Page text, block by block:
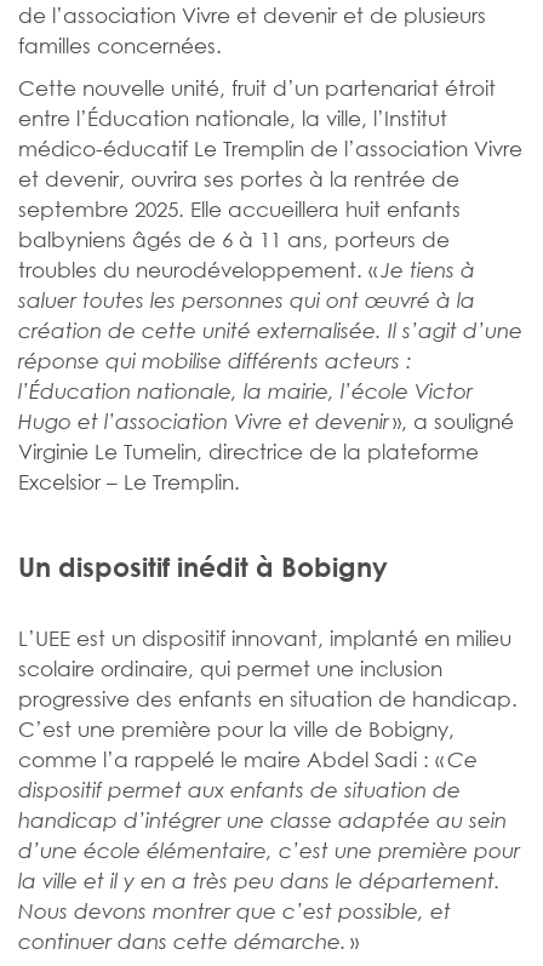
de l’association Vivre et devenir et de plusieurs
familles concernées.
Cette nouvelle unité, fruit d’un partenariat étroit
entre l’Éducation nationale, la ville, l’Institut
médico-éducatif Le Tremplin de l’association Vivre
et devenir, ouvrira ses portes à la rentrée de
septembre 2025. Elle accueillera huit enfants
balbyniens âgés de 6 à 11 ans, porteurs de
troubles du neurodéveloppement. «Je tiens à
saluer toutes les personnes qui ont œuvré à la
création de cette unité externalisée. Il s’agit d’une
réponse qui mobilise différents acteurs :
l’Éducation nationale, la mairie, l’école Victor
Hugo et l’association Vivre et devenir», a souligné
Virginie Le Tumelin, directrice de la plateforme
Excelsior – Le Tremplin.
Un dispositif inédit à Bobigny
L’UEE est un dispositif innovant, implanté en milieu
scolaire ordinaire, qui permet une inclusion
progressive des enfants en situation de handicap.
C’est une première pour la ville de Bobigny,
comme l’a rappelé le maire Abdel Sadi : «Ce
dispositif permet aux enfants de situation de
handicap d’intégrer une classe adaptée au sein
d’une école élémentaire, c’est une première pour
la ville et il y en a très peu dans le département.
Nous devons montrer que c’est possible, et
continuer dans cette démarche. »